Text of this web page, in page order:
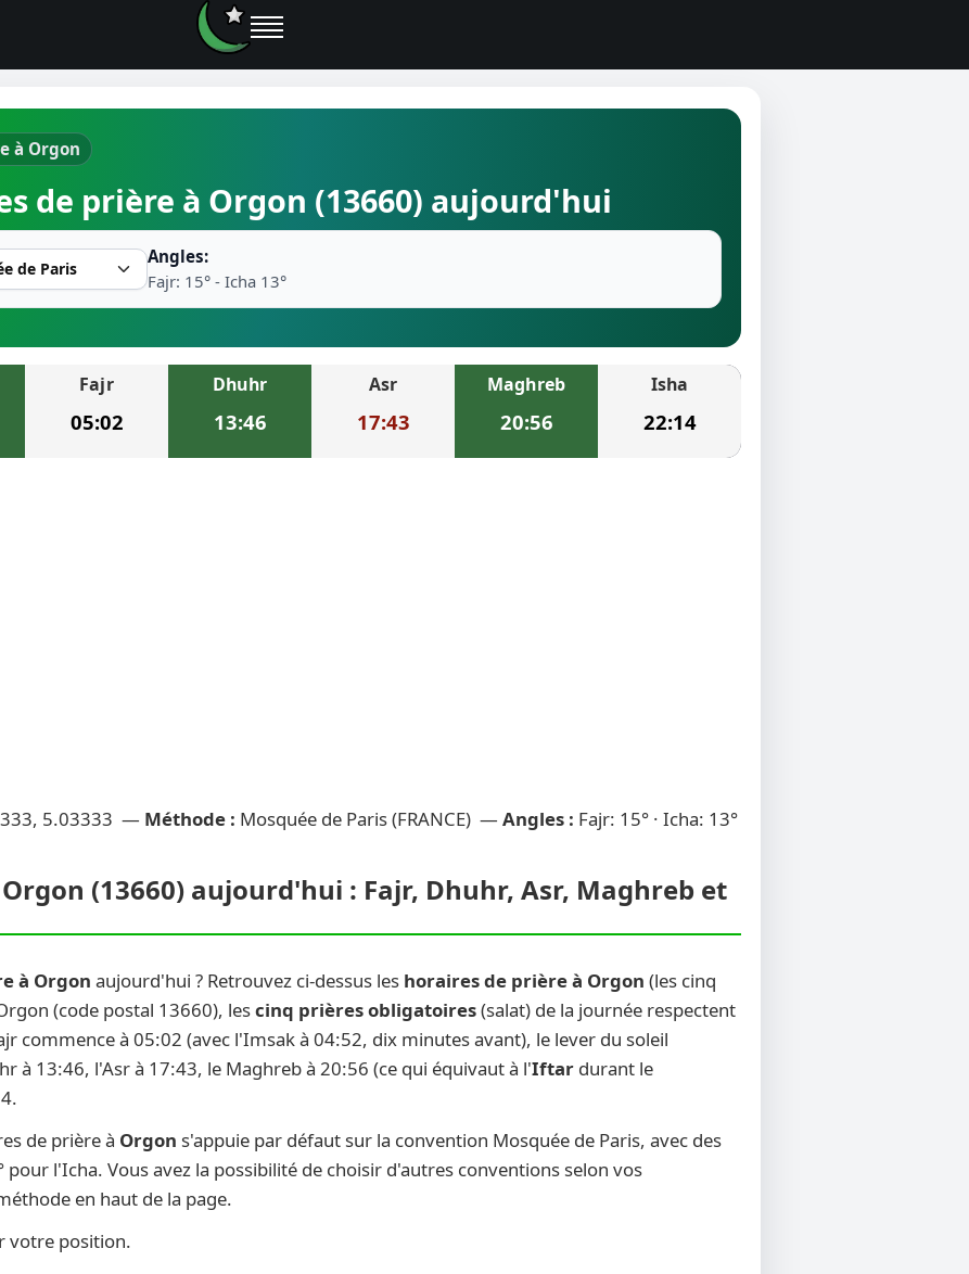
prières
près de moi
à Orgon
de prière à Orgon (13660) aujourd'hui
Angles:
Fajr: 15° - Icha 13°
Fajr
05:02
Dhuhr
13:46
Asr
17:43
Maghreb
20:56
Isha
22:14
5.03333 — Méthode : Mosquée de Paris (FRANCE) — Angles : Fajr: 15° · Icha: 13°
(13660) aujourd'hui : Fajr, Dhuhr, Asr, Maghreb et
à Orgon aujourd'hui ? Retrouvez ci-dessus les horaires de prière à Orgon (les cinq
(code postal 13660), lescinq prières obligatoires(salat) de la journée respectent
commence à 05:02 (avec l'Imsak à 04:52, dix minutes avant), le lever du soleil
à 13:46, l'Asr à 17:43, le Maghreb à 20:56 (ce qui équivaut à l'Iftar durant le
de prière à Orgon s'appuie par défaut sur la convention Mosquée de Paris, avec des
pour l'Icha. Vous avez la possibilité de choisir d'autres conventions selon vos
en haut de la page.
votre position.